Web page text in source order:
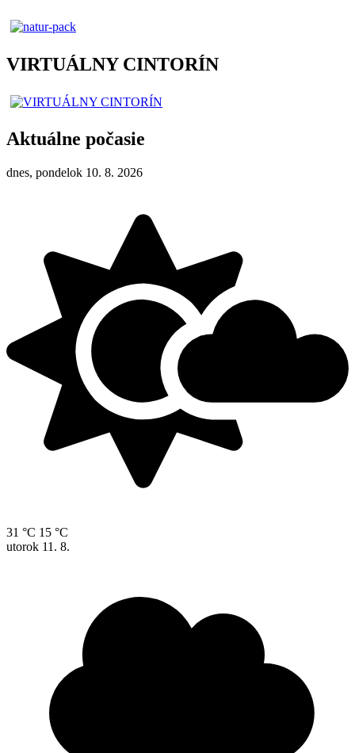
VIRTUÁLNY CINTORÍN
Aktuálne počasie
dnes, pondelok 10. 8. 2026
31 °C 15 °C
utorok 11. 8.